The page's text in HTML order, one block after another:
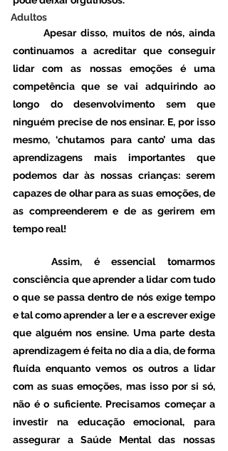
Adultos
	Apesar disso, muitos de nós, ainda
continuamos a acreditar que conseguir
lidar com as nossas emoções é uma
competência que se vai adquirindo ao
longo do desenvolvimento sem que
ninguém precise de nos ensinar. E, por isso
mesmo, ‘chutamos para canto’ uma das
aprendizagens mais importantes que
podemos dar às nossas crianças: serem
capazes de olhar para as suas emoções, de
as compreenderem e de as gerirem em
tempo real!
consciência que aprender a lidar com tudo
o que se passa dentro de nós exige tempo
e tal como aprender a ler e a escrever exige
que alguém nos ensine. Uma parte desta
aprendizagem é feita no dia a dia, de forma
fluída enquanto vemos os outros a lidar
com as suas emoções, mas isso por si só,
não é o suficiente. Precisamos começar a
investir na educação emocional, para
assegurar a Saúde Mental das nossas